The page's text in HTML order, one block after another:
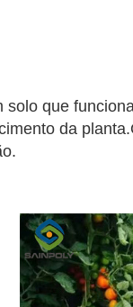
que
da